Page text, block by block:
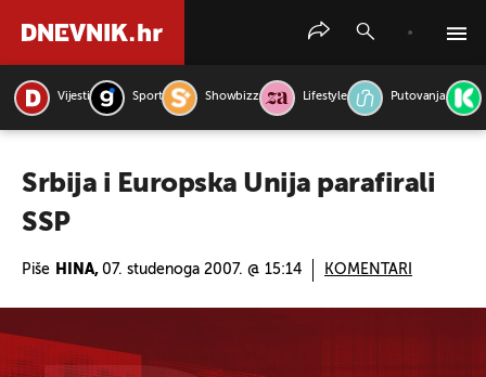
Vijesti Sport Showbizz Lifestyle Putovanja
Srbija i Europska Unija parafirali
SSP
Piše HINA, 07. studenoga 2007. @ 15:14 KOMENTARI
PRETRAŽITE VIJESTI